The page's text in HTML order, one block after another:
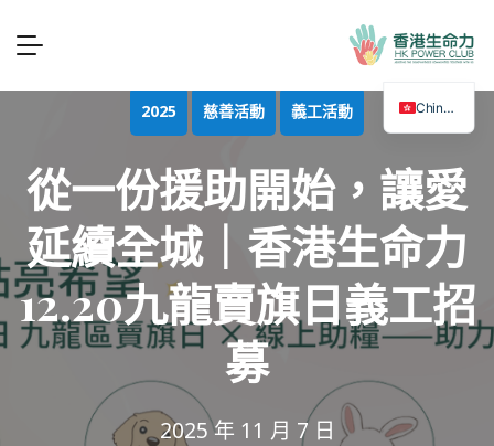
2025 慈善活動 義工活動
從一份援助開始，讓愛
延續全城｜香港生命力
12.20九龍賣旗日義工招
募
2025 年 11 月 7 日
Chinese